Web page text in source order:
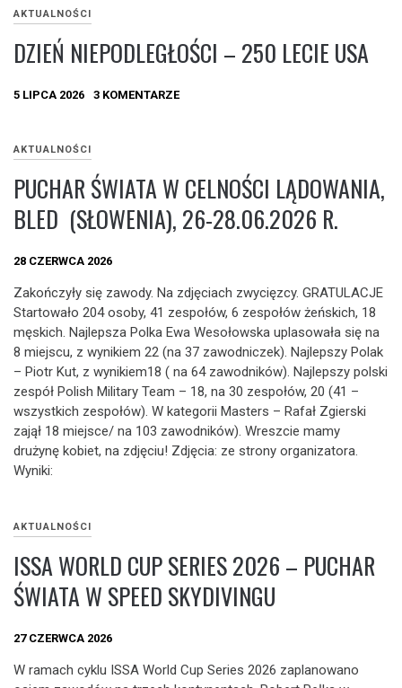
AKTUALNOŚCI
DZIEŃ NIEPODLEGŁOŚCI – 250 LECIE USA
5 LIPCA 2026 3 KOMENTARZE
AKTUALNOŚCI
PUCHAR ŚWIATA W CELNOŚCI LĄDOWANIA,
BLED (SŁOWENIA), 26-28.06.2026 R.
28 CZERWCA 2026
Zakończyły się zawody. Na zdjęciach zwycięzcy. GRATULACJE
Startowało 204 osoby, 41 zespołów, 6 zespołów żeńskich, 18
męskich. Najlepsza Polka Ewa Wesołowska uplasowała się na
8 miejscu, z wynikiem 22 (na 37 zawodniczek). Najlepszy Polak
– Piotr Kut, z wynikiem18 ( na 64 zawodników). Najlepszy polski
zespół Polish Military Team – 18, na 30 zespołów, 20 (41 –
wszystkich zespołów). W kategorii Masters – Rafał Zgierski
zajął 18 miejsce/ na 103 zawodników). Wreszcie mamy
drużynę kobiet, na zdjęciu! Zdjęcia: ze strony organizatora.
Wyniki:
AKTUALNOŚCI
ISSA WORLD CUP SERIES 2026 – PUCHAR
ŚWIATA W SPEED SKYDIVINGU
27 CZERWCA 2026
W ramach cyklu ISSA World Cup Series 2026 zaplanowano